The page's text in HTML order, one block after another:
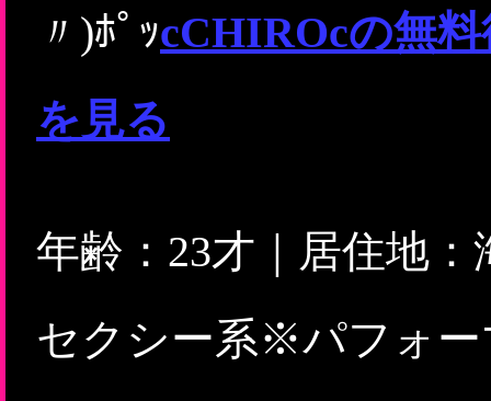
〃)ﾎﾟｯcCHIROcの無
を見る
年齢：23才｜居住地
セクシー系※パフォー